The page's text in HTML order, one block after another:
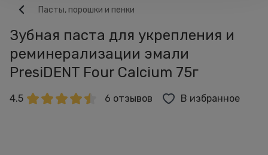
Пасты, порошки и пенки
Зубная паста для укрепления и
реминерализации эмали
PresiDENT Four Calcium 75г
4.5 6 отзывов В избранное